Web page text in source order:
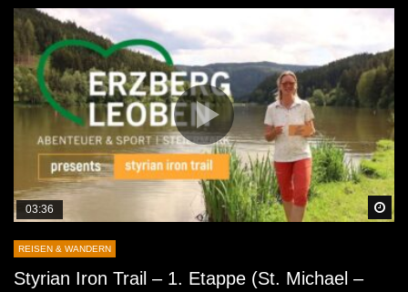
03:36
REISEN & WANDERN
Styrian Iron Trail – 1. Etappe (St. Michael –